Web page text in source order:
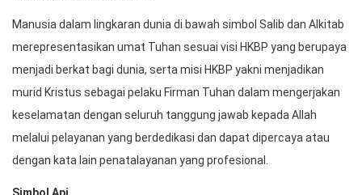
Manusia dalam lingkaran dunia di bawah simbol Salib dan Alkitab
merepresentasikan umat Tuhan sesuai visi HKBP yang berupaya
menjadi berkat bagi dunia, serta misi HKBP yakni menjadikan
murid Kristus sebagai pelaku Firman Tuhan dalam mengerjakan
keselamatan dengan seluruh tanggung jawab kepada Allah
melalui pelayanan yang berdedikasi dan dapat dipercaya atau
dengan kata Iain penatalayanan yang profesional.